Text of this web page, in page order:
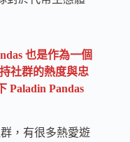
也是作為一個
社群的熱度與忠
Paladin Pandas
，有很多熱愛遊